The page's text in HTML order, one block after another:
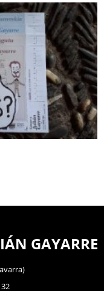
GAYARRE